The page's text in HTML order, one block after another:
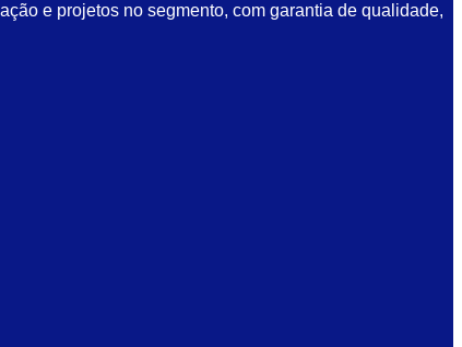
e projetos no segmento, com garantia de qualidade,